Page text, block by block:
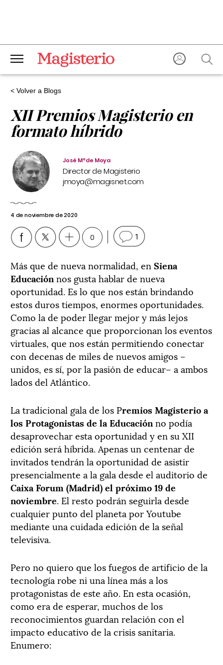
< Volver a Blogs
XII Premios Magisterio en
formato híbrido
José Mª de Moya
Director de Magisterio
jmoya@magisnet.com
4 de noviembre de 2020
0 1
Más que de nueva normalidad, en Siena
Educación nos gusta hablar de nueva
oportunidad. Es lo que nos están brindando
estos duros tiempos, enormes oportunidades.
Como la de poder llegar mejor y más lejos
gracias al alcance que proporcionan los eventos
virtuales, que nos están permitiendo conectar
con decenas de miles de nuevos amigos –
unidos, es sí, por la pasión de educar– a ambos
lados del Atlántico.
La tradicional gala de los Premios Magisterio a
los Protagonistas de la Educación no podía
desaprovechar esta oportunidad y en su XII
edición será híbrida. Apenas un centenar de
invitados tendrán la oportunidad de asistir
presencialmente a la gala desde el auditorio de
Caixa Forum (Madrid) el próximo 19 de
noviembre. El resto podrán seguirla desde
cualquier punto del planeta por Youtube
mediante una cuidada edición de la señal
televisiva.
Pero no quiero que los fuegos de artificio de la
tecnología robe ni una línea más a los
protagonistas de este año. En esta ocasión,
como era de esperar, muchos de los
reconocimientos guardan relación con el
impacto educativo de la crisis sanitaria.
Enumero: